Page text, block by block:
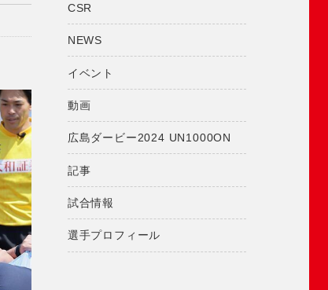
CSR
NEWS
イベント
動画
広島ダービー2024 UN1000ON
記事
試合情報
選手プロフィール